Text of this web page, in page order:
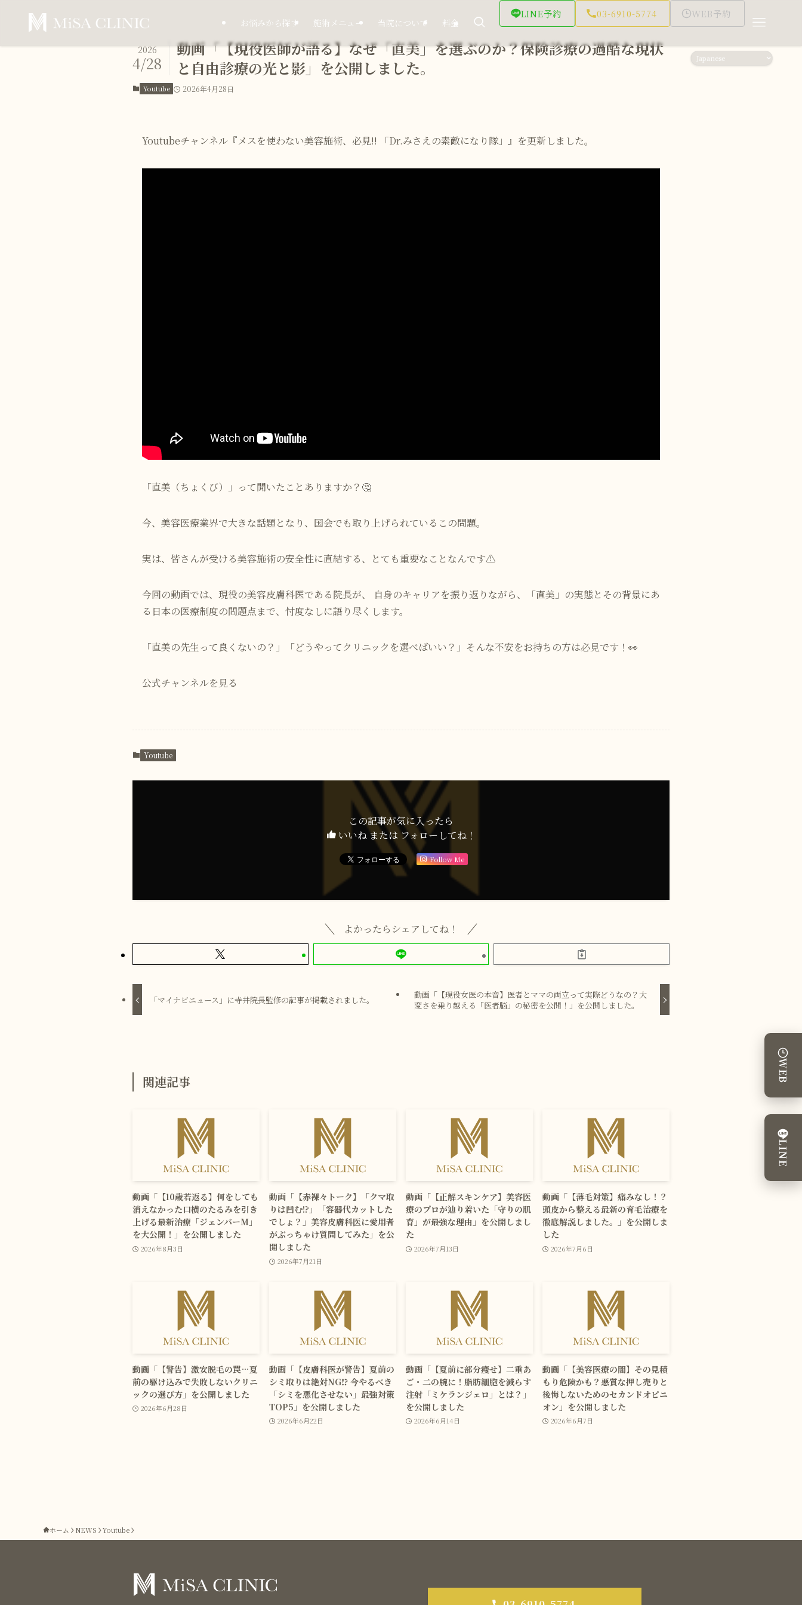
お悩みから探す 施術メニュー 当院について 料金
LINE予約 03-6910-5774 WEB予約
動画「【現役医師が語る】なぜ「直美」を選ぶのか？保険診療の過酷な現状
と自由診療の光と影」を公開しました。
2026
4/28
Youtube 2026年4月28日
Youtubeチャンネル『メスを使わない美容施術、必見!! 「Dr.みさえの素敵になり隊」』を更新しました。
「直美（ちょくび）」って聞いたことありますか？🤔
今、美容医療業界で大きな話題となり、国会でも取り上げられているこの問題。
実は、皆さんが受ける美容施術の安全性に直結する、とても重要なことなんです⚠️
今回の動画では、現役の美容皮膚科医である院長が、 自身のキャリアを振り返りながら、「直美」の実態とその背景にあ
る日本の医療制度の問題点まで、忖度なしに語り尽くします。
「直美の先生って良くないの？」「どうやってクリニックを選べばいい？」そんな不安をお持ちの方は必見です！👀
公式チャンネルを見る
Youtube
この記事が気に入ったら
いいね または フォローしてね！
Follow Me
よかったらシェアしてね！
「マイナビニュース」に寺井院長監修の記事が掲載されました。
動画「【現役女医の本音】医者とママの両立って実際どうなの？大
変さを乗り越える「医者脳」の秘密を公開！」を公開しました。
関連記事
動画「【10歳若返る】何をしても
消えなかった口横のたるみを引き
上げる最新治療「ジェンバーM」
を大公開！」を公開しました
2026年8月3日
動画「【赤裸々トーク】「クマ取
りは凹む!?」「容器代カットした
でしょ？」美容皮膚科医に愛用者
がぶっちゃけ質問してみた」を公
開しました
2026年7月21日
動画「【正解スキンケア】美容医
療のプロが辿り着いた「守りの肌
育」が最強な理由」を公開しまし
た
2026年7月13日
動画「【薄毛対策】痛みなし！？
頭皮から整える最新の育毛治療を
徹底解説しました。」を公開しま
した
2026年7月6日
動画「【警告】激安脱毛の罠…夏
前の駆け込みで失敗しないクリニ
ックの選び方」を公開しました
2026年6月28日
動画「【皮膚科医が警告】夏前の
シミ取りは絶対NG⁉ 今やるべき
「シミを悪化させない」最強対策
TOP5」を公開しました
2026年6月22日
動画「【夏前に部分痩せ】二重あ
ご・二の腕に！脂肪細胞を減らす
注射「ミケランジェロ」とは？」
を公開しました
2026年6月14日
動画「【美容医療の闇】その見積
もり危険かも？悪質な押し売りと
後悔しないためのセカンドオピニ
オン」を公開しました
2026年6月7日
WEB
LINE
ホーム NEWS Youtube